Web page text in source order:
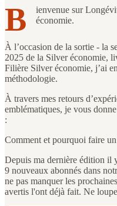
B
ienvenue sur
économie.
À l’occasion de la sortie - la
2025 de la Silver économie,
Filière Silver économie, j’ai
méthodologie.
À travers mes retours
emblématiques, je vous
:
Comment et pourquoi faire
Depuis ma dernière édition il
9 nouveaux abonnés dans
ne pas manquer les
avertis l'ont déjà fait. Ne